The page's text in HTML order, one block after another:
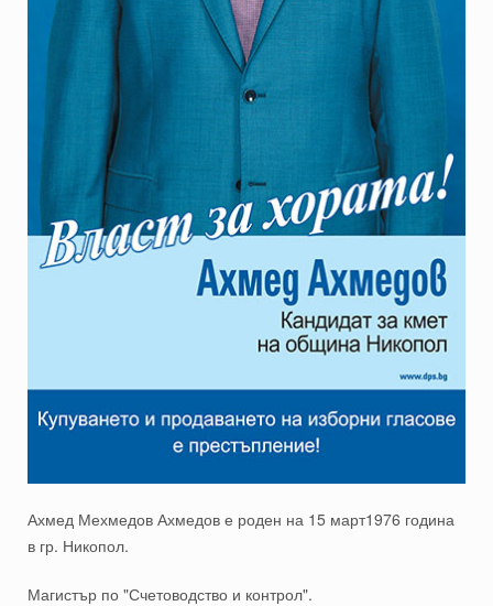
Ахмед Мехмедов Ахмедов е роден на 15 март1976 година
в гр. Никопол.
Магистър по "Счетоводство и контрол".